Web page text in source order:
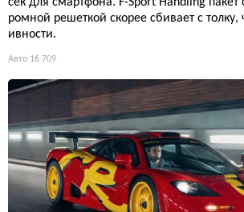
сек для смартфона. F-Sport Handling
ромной решеткой скорее сбивает с толку,
ивности.
Авто 16 709